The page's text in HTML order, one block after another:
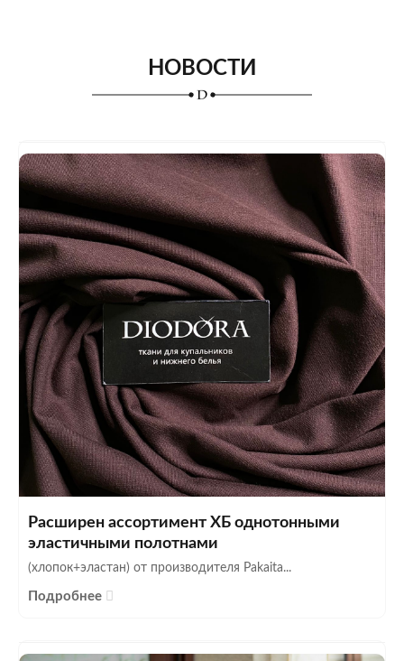
НОВОСТИ
Расширен ассортимент ХБ однотонными
эластичными полотнами
(хлопок+эластан) от производителя Pakaita...
Подробнее